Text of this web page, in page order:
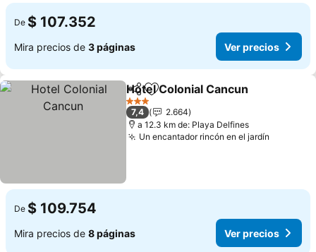
De $ 107.352
Mira precios de 3 páginas Ver precios
CompartirAgregar a favoritos
Hotel Colonial Cancun
3 Estrellas
7,4
2.664
a 12.3 km de: Playa Delfines
Un encantador rincón en el jardín
De $ 109.754
Mira precios de 8 páginas Ver precios